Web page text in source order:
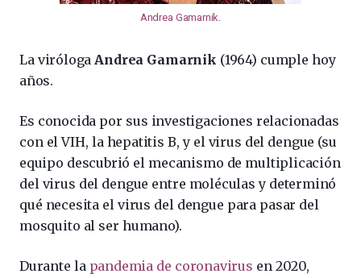
Andrea Gamarnik.
La virólogaAndrea Gamarnik (1964) cumple hoy
años.
Es conocida por sus investigaciones relacionadas
con el VIH, la hepatitis B, y el virus del dengue (su
equipo descubrió el mecanismo de multiplicación
del virus del dengue entre moléculas y determinó
qué necesita el virus del dengue para pasar del
mosquito al ser humano).
Durante la pandemia de coronavirus en 2020,